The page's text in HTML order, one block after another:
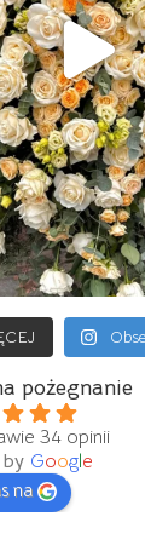
pożegnanie
34 opinii
Google
na